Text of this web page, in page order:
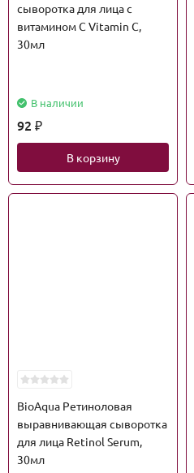
сыворотка для лица с
витамином С Vitamin C,
30мл
В наличии
92 ₽
В корзину
BioAqua Ретиноловая
выравнивающая сыворотка
для лица Retinol Serum,
30мл